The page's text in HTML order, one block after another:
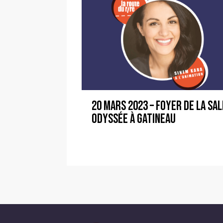
20 mars 2023 – Foyer de la
Odyssée à Gatineau